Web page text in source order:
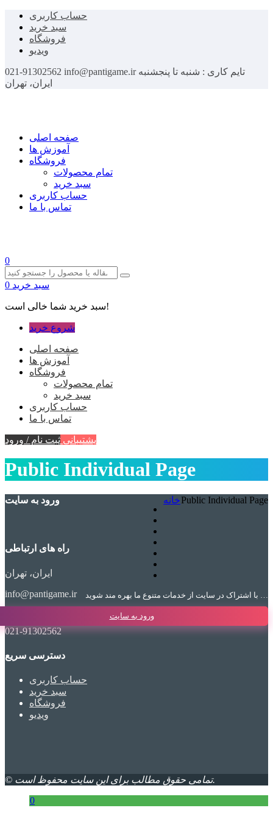
حساب کاربری
سبد خرید
فروشگاه
ویدیو
021-91302562 info@pantigame.ir تایم کاری : شنبه تا پنجشنبه
ایران، تهران
صفحه اصلی
آموزش ها
فروشگاه
تمام محصولات
سبد خرید
حساب کاربری
تماس با ما
0
سبد خرید 0
سبد خرید شما خالی است!
شروع خرید
صفحه اصلی
آموزش ها
فروشگاه
تمام محصولات
سبد خرید
حساب کاربری
تماس با ما
پشتیبانی ثبت نام / ورود
Public Individual Page
خانهPublic Individual Page ورود به سایت
ورود به سایت
راه های ارتباطی
ایران، تهران
info@pantigame.ir
021-91302562
دسترسی سریع
حساب کاربری
سبد خرید
فروشگاه
ویدیو
© تمامی حقوق مطالب برای این سایت محفوظ است.
0